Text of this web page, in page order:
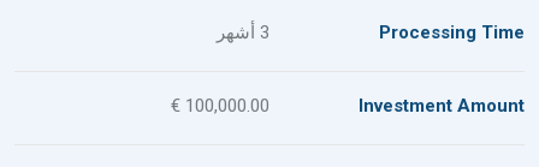
Processing Time 3 أشهر
Investment Amount
100,000.00 €